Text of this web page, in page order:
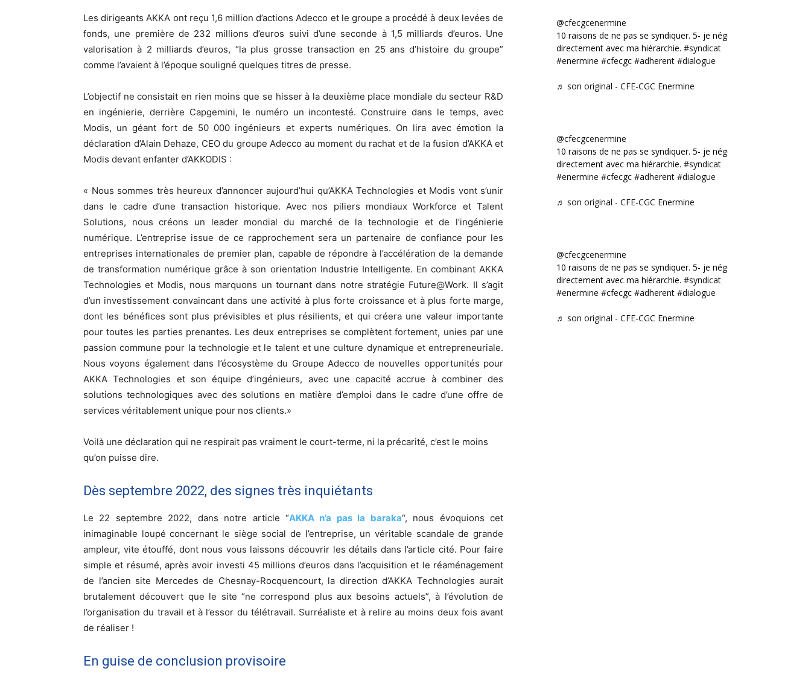
Les dirigeants AKKA ont reçu 1,6 million d’actions Adecco et le groupe a procédé à deux levées de
fonds, une première de 232 millions d’euros suivi d’une seconde à 1,5 milliards d’euros. Une
valorisation à 2 milliards d’euros, “la plus grosse transaction en 25 ans d’histoire du groupe”
comme l’avaient à l’époque souligné quelques titres de presse.
L’objectif ne consistait en rien moins que se hisser à la deuxième place mondiale du secteur R&D
en ingénierie, derrière Capgemini, le numéro un incontesté. Construire dans le temps, avec
Modis, un géant fort de 50 000 ingénieurs et experts numériques. On lira avec émotion la
déclaration d’Alain Dehaze, CEO du groupe Adecco au moment du rachat et de la fusion d’AKKA et
Modis devant enfanter d’AKKODIS :
« Nous sommes très heureux d’annoncer aujourd’hui qu’AKKA Technologies et Modis vont s’unir
dans le cadre d’une transaction historique. Avec nos piliers mondiaux Workforce et Talent
Solutions, nous créons un leader mondial du marché de la technologie et de l’ingénierie
numérique. L’entreprise issue de ce rapprochement sera un partenaire de confiance pour les
entreprises internationales de premier plan, capable de répondre à l’accélération de la demande
de transformation numérique grâce à son orientation Industrie Intelligente. En combinant AKKA
Technologies et Modis, nous marquons un tournant dans notre stratégie Future@Work. Il s’agit
d’un investissement convaincant dans une activité à plus forte croissance et à plus forte marge,
dont les bénéfices sont plus prévisibles et plus résilients, et qui créera une valeur importante
pour toutes les parties prenantes. Les deux entreprises se complètent fortement, unies par une
passion commune pour la technologie et le talent et une culture dynamique et entrepreneuriale.
Nous voyons également dans l’écosystème du Groupe Adecco de nouvelles opportunités pour
AKKA Technologies et son équipe d’ingénieurs, avec une capacité accrue à combiner des
solutions technologiques avec des solutions en matière d’emploi dans le cadre d’une offre de
services véritablement unique pour nos clients.»
Voilà une déclaration qui ne respirait pas vraiment le court-terme, ni la précarité, c’est le moins
qu’on puisse dire.
Dès septembre 2022, des signes très inquiétants
Le 22 septembre 2022, dans notre article “AKKA n’a pas la baraka“, nous évoquions cet
inimaginable loupé concernant le siège social de l’entreprise, un véritable scandale de grande
ampleur, vite étouffé, dont nous vous laissons découvrir les détails dans l’article cité. Pour faire
simple et résumé, après avoir investi 45 millions d’euros dans l’acquisition et le réaménagement
de l’ancien site Mercedes de Chesnay-Rocquencourt, la direction d’AKKA Technologies aurait
brutalement découvert que le site “ne correspond plus aux besoins actuels”, à l’évolution de
l’organisation du travail et à l’essor du télétravail. Surréaliste et à relire au moins deux fois avant
de réaliser !
En guise de conclusion provisoire
@cfecgcenermine
10 raisons de ne pas se syndiquer. 5- je négocie
directement avec ma hiérarchie. #syndicat
#enermine #cfecgc #adherent #dialogue
♬ son original - CFE-CGC Enermine
@cfecgcenermine
10 raisons de ne pas se syndiquer. 5- je négocie
directement avec ma hiérarchie. #syndicat
#enermine #cfecgc #adherent #dialogue
♬ son original - CFE-CGC Enermine
@cfecgcenermine
10 raisons de ne pas se syndiquer. 5- je négocie
directement avec ma hiérarchie. #syndicat
#enermine #cfecgc #adherent #dialogue
♬ son original - CFE-CGC Enermine